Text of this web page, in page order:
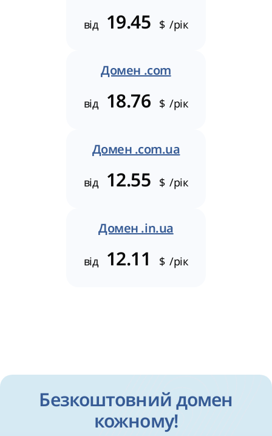
від 19.45 $ /рік
Домен .com
від 18.76 $ /рік
Домен .com.ua
від 12.55 $ /рік
Домен .in.ua
від 12.11 $ /рік
Безкоштовний домен
кожному!